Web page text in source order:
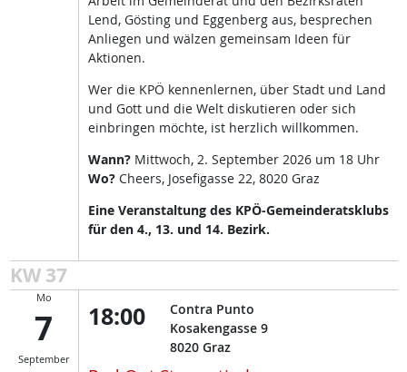
Lend, Gösting und Eggenberg aus, besprechen
Anliegen und wälzen gemeinsam Ideen für
Aktionen.
Wer die KPÖ kennenlernen, über Stadt und Land
und Gott und die Welt diskutieren oder sich
einbringen möchte, ist herzlich willkommen.
Wann?Mittwoch, 2. September 2026 um 18 Uhr
Wo?Cheers, Josefigasse 22, 8020 Graz
Eine Veranstaltung des KPÖ-Gemeinderatsklubs
für den 4., 13. und 14. Bezirk.
KW 37
Mo
7
September
18:00
Contra Punto
Kosakengasse 9
8020 Graz